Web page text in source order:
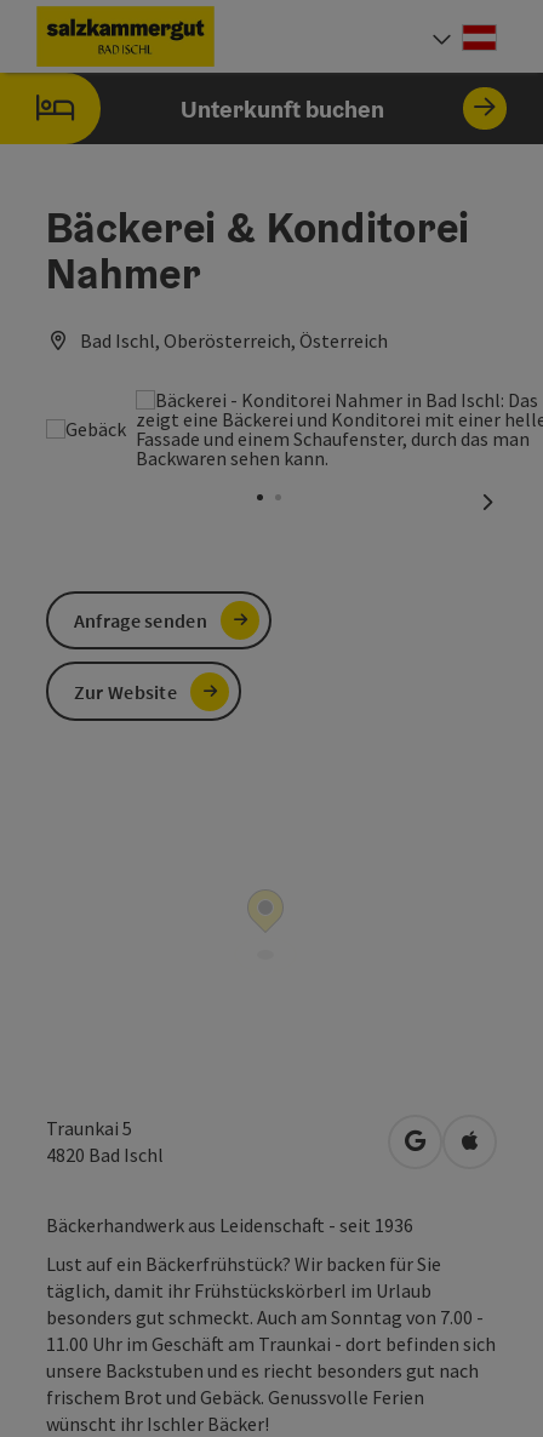
Zum InhaltAccesskey
[0]
Zur NavigationAccesskey
[1]
Zum Seitenanfang
Zur StartseiteAccesskey
[7]
Unterkunft buchen
Bäckerei & Konditorei
Nahmer
Bad Ischl, Oberösterreich, Österreich
Traunkai 5
4820 Bad Ischl in Google
in
Bäckerhandwerk aus Leidenschaft - seit 1936
Lust auf ein Bäckerfrühstück? Wir backen für Sie
täglich, damit ihr Frühstückskörberl im Urlaub
besonders gut schmeckt. Auch am Sonntag von 7.00 -
11.00 Uhr im Geschäft am Traunkai - dort befinden sich
unsere Backstuben und es riecht besonders gut nach
frischem Brot und Gebäck. Genussvolle Ferien
wünscht ihr Ischler Bäcker!
Anfrage senden
Zur Website